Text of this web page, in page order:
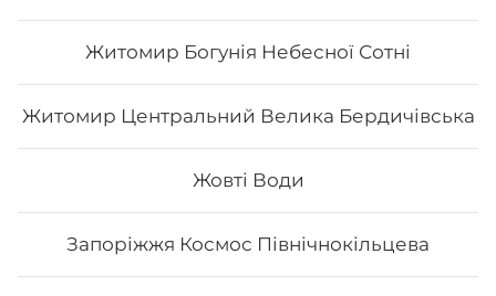
Житомир Богунія Небесної Сотні
Житомир Центральний Велика Бердичівська
Жовті Води
Запоріжжя Космос Північнокільцева
Кітто рол
Склад: рис, норі, манго, маринований гарбуз, сир
372₴